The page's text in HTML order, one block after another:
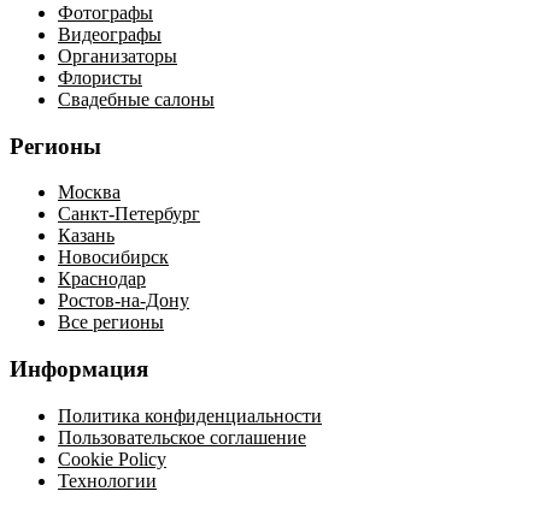
Фотографы
Видеографы
Организаторы
Флористы
Свадебные салоны
Регионы
Москва
Санкт-Петербург
Казань
Новосибирск
Краснодар
Ростов-на-Дону
Все регионы
Информация
Политика конфиденциальности
Пользовательское соглашение
Cookie Policy
Технологии